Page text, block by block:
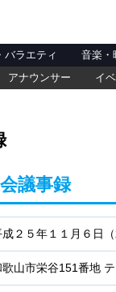
バラエティ 音楽・
アナウンサー イ
議事録
成２５年１１月６日
歌山市栄谷151番地